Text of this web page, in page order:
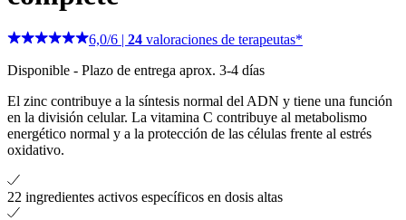
6,0/6 | 24 valoraciones de terapeutas*
Disponible - Plazo de entrega aprox. 3-4 días
El zinc contribuye a la síntesis normal del ADN y tiene una función
en la división celular. La vitamina C contribuye al metabolismo
energético normal y a la protección de las células frente al estrés
oxidativo.
22 ingredientes activos específicos en dosis altas